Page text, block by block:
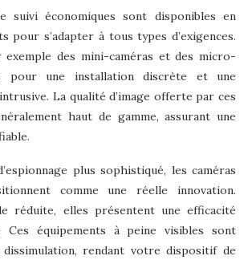
suivi économiques sont disponibles en
pour s’adapter à tous types d’exigences.
des mini-caméras et des micro-
pour une installation discrète et une
La qualité d’image offerte par ces
haut de gamme, assurant une
plus sophistiqué, les caméras
comme une réelle innovation.
réduite, elles présentent une efficacité
Ces équipements à peine visibles sont
rendant votre dispositif de